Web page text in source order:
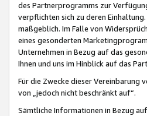
des Partnerprogramms zur
verpflichten sich zu deren
maßgeblich. Im Falle von
eines gesonderten
Unternehmen in Bezug auf das
Ihnen und uns im Hinblick auf das
Für die Zwecke dieser Vereinbarung
von „jedoch nicht beschränkt auf“.
Sämtliche Informationen in Bezug